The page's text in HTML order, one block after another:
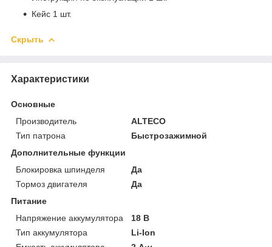
Кейс 1 шт.
Скрыть
Характеристики
Основные
Производитель
ALTECO
Тип патрона
Быстрозажимной
Дополнительные функции
Блокировка шпинделя
Да
Тормоз двигателя
Да
Питание
Напряжение аккумулятора
18 В
Тип аккумулятора
Li-Ion